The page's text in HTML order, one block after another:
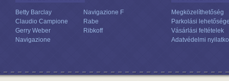
Betty Barclay
Claudio Campione
Gerry Weber
Navigazione
Navigazione F
Rabe
Ribkoff
Megközelíthetőség
Parkolási
Vásárlási feltételek
Adatvédelmi